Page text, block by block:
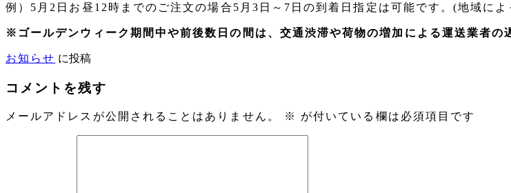
例）5月2日お昼12時までのご注文の場合5月3日～7日の到着日指定は可能です。(地域に
※ゴールデンウィーク期間中や前後数日の間は、交通渋滞や荷物の増加による運送業者の
お知らせ に投稿
コメントを残す
メールアドレスが公開されることはありません。 ※ が付いている欄は必須項目です